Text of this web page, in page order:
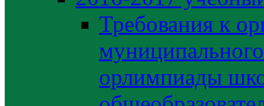
Требования к
орлимпиады